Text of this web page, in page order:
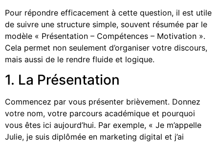
Pour répondre efficacement à cette question, il est utile
de suivre une structure simple, souvent résumée par le
modèle « Présentation – Compétences – Motivation ».
Cela permet non seulement d’organiser votre discours,
mais aussi de le rendre fluide et logique.
1. La Présentation
Commencez par vous présenter brièvement. Donnez
votre nom, votre parcours académique et pourquoi
vous êtes ici aujourd’hui. Par exemple, « Je m’appelle
Julie, je suis diplômée en marketing digital et j’ai